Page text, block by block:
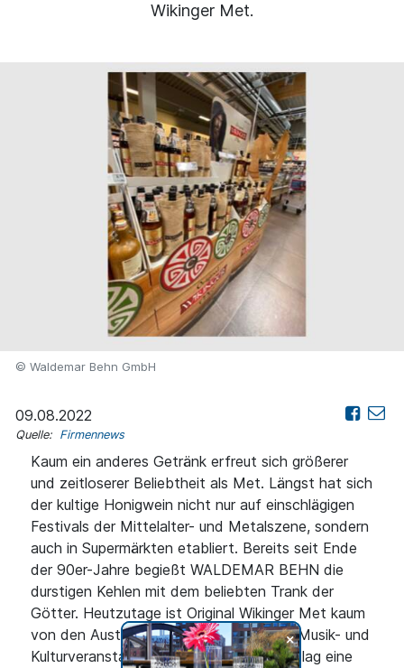
+
Wikinger Met.
© Waldemar Behn GmbH
09.08.2022
Quelle: Firmennews
Kaum ein anderes Getränk erfreut sich größerer
und zeitloserer Beliebtheit als Met. Längst hat sich
der kultige Honigwein nicht nur auf einschlägigen
Festivals der Mittelalter- und Metalszene, sondern
auch in Supermärkten etabliert. Bereits seit Ende
der 90er-Jahre begießt WALDEMAR BEHN die
durstigen Kehlen mit dem beliebten Trank der
Götter. Heutzutage ist Original Wikinger Met kaum
von den Austragungsflächen deutscher Musik- und
Kulturveranstaltungen wegzudenken. So lag eine